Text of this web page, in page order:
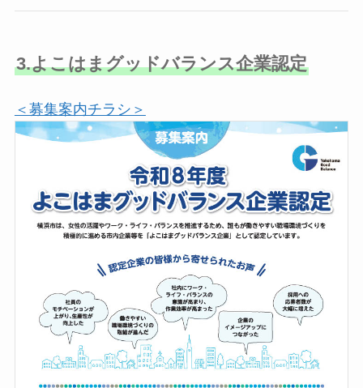
3.よこはまグッドバランス企業認定
＜募集案内チラシ＞